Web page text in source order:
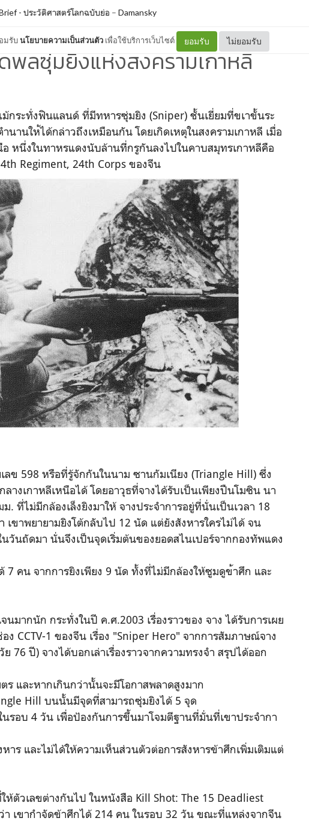
มรับนโยบายความเป็นส่วนตัว เพื่อใช้บริการเว็บไซต์ ยอมรับ ไม่ยอมรับ
- ประวัติศาสตร์โลกฉบับย่อ – Damansky
พลซุ่มยิงแห่งสงครามเกาหลี
กระทั่งฟินแลนด์ ที่มีทหารซุ่มยิง (Sniper) ชั้นเยี่ยมที่ขเาขั้นระ
นานให้ได้กล่าวถึงเหมือนกัน โดยเกิดเหตุในสงครามเกาหลี เมื่อ
อ หนึ่งในทาหรแดงนับล้านที่กรูกันลงไปในคาบสมุทรเกาหลีคือ
Regiment, 24th Corps ของจีน
ลข 598 หรือที่รู้จักกันในนาม ซานกัมเนียง (Triangle Hill) ซึ่ง
ลางเกาหลีเหนือได้ โดยอาวุธที่จางได้รับเป็นเพียงปืนโมซิน นา
. ที่ไม่มีกล้องเล็งยิงมาให้ จางประจำการอยู่ที่นั่นเป็นเวลา 18
เขาพยายามยิงโต้กลับไป 12 นัด แต่ยังสังหารใครไม่ได้ จน
นวันถัดมา นั่นจึงเป็นจุดเริ่มต้นของยอดสไนเปอร์จากกองทัพแดง
7 คน จากการยิงเพียง 9 นัด ทั้งที่ไม่มีกล้องให้ซูมดูข้าศึก และ
นมากนัก กระทั่งในปี ค.ศ.2003 เรื่องราวของ จาง ได้รับการเผย
ง CCTV-1 ของจีน เรื่อง "Sniper Hero" จากการสัมภาษณ์จาง
76 ปี) จางได้บอกเล่าเรื่องราวจากความทรงจำ สรุปได้ออก
ร และหากเกินกว่านั้นจะมีโอกาสพลาดสูงมาก
Hill บนนั้นมีจุดที่สามารถซุ่มยิงได้ 5 จุด
นรอบ 4 วัน เพื่อป้องกันการขึ้นมาโจมตีฐานที่มั่นที่เขาประจำกา
หาร และไม่ได้ให้ความเห็นส่วนตัวต่อการสังหารข้าศึกเพิ่มเติมแต่
ห้ตัวเลขต่างกันไป ในหนังสือ Kill Shot: The 15 Deadliest
า เขากำจัดข้าศึกได้ 214 คน ในรอบ 32 วัน ขณะที่แหล่งจากจีน